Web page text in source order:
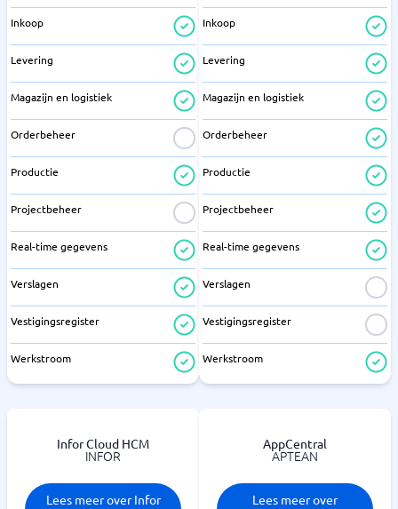
Inkoop
Levering
Magazijn en logistiek
Orderbeheer
Productie
Projectbeheer
Real-time gegevens
Verslagen
Vestigingsregister
Werkstroom
Inkoop
Levering
Magazijn en logistiek
Orderbeheer
Productie
Projectbeheer
Real-time gegevens
Verslagen
Vestigingsregister
Werkstroom
Infor Cloud HCM
INFOR
Lees meer over Infor
AppCentral
APTEAN
Lees meer over